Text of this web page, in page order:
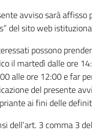
avviso sarà affisso
del sito web
possono
il martedì dalle ore
alle ore 12:00 e far
del presente
ai fini delle
dell’art. 3 comma 3